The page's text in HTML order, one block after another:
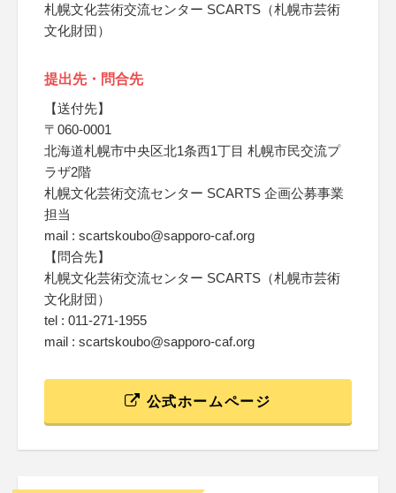
札幌文化芸術交流センター SCARTS（札幌市芸術
文化財団）
提出先・問合先
【送付先】
〒060-0001
北海道札幌市中央区北1条西1丁目 札幌市民交流プ
ラザ2階
札幌文化芸術交流センター SCARTS 企画公募事業
担当
mail : scartskoubo@sapporo-caf.org
【問合先】
札幌文化芸術交流センター SCARTS（札幌市芸術
文化財団）
tel : 011-271-1955
mail : scartskoubo@sapporo-caf.org
公式ホームページ